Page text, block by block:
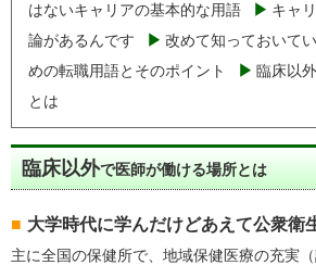
はないキャリアの基本的な用語
キャ
論があるんです
改めて知っておいて
めの転職用語とそのポイント
臨床以
とは
臨床以外で医師が働ける場所とは
大学時代に学んだけどあえて公衆衛
主に全国の保健所で、地域保健医療の充実